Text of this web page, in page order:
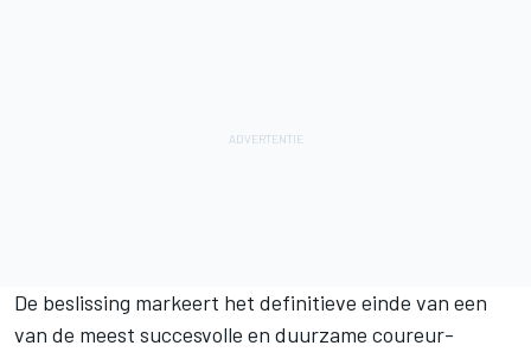
De beslissing markeert het definitieve einde van een
van de meest succesvolle en duurzame coureur-